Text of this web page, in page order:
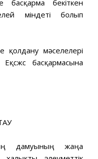
бекіткен
міндеті болып
қолдану мәселелері
басқармасына
дамуының жаңа